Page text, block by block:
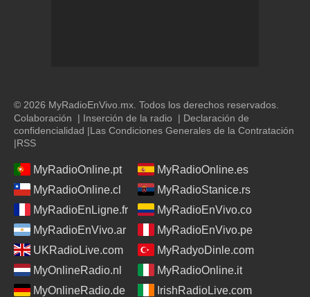
© 2026 MyRadioEnVivo.mx. Todos los derechos reservados.
Colaboración | Inserción de la radio | Declaración de
confidencialidad |Las Condiciones Generales de la Contratación
|RSS
MyRadioOnline.pt
MyRadioOnline.es
MyRadioOnline.cl
MyRadioStanice.rs
MyRadioEnLigne.fr
MyRadioEnVivo.co
MyRadioEnVivo.ar
MyRadioEnVivo.pe
UKRadioLive.com
MyRadyoDinle.com
MyOnlineRadio.nl
MyRadioOnline.it
MyOnlineRadio.de
IrishRadioLive.com